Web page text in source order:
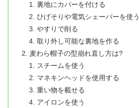
裏地にカバーを付ける
ひげそりや電気シェーバーを使う
やすりで削る
取り外し可能な裏地を作る
麦わら帽子の型崩れ直し方は?
スチームを使う
マネキンヘッドを使用する
重い物を載せる
アイロンを使う